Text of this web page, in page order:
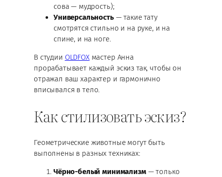
сова — мудрость);
Универсальность— такие тату
смотрятся стильно и на руке, и на
спине, и на ноге.
В студии OLDFOXмастер Анна
прорабатывает каждый эскиз так, чтобы он
отражал ваш характер и гармонично
вписывался в тело.
Как стилизовать эскиз?
Геометрические животные могут быть
выполнены в разных техниках:
Чёрно-белый минимализм— только